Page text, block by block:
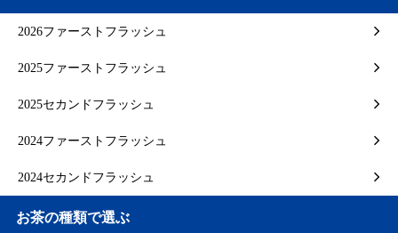
2026ファーストフラッシュ
2025ファーストフラッシュ
2025セカンドフラッシュ
2024ファーストフラッシュ
2024セカンドフラッシュ
お茶の種類で選ぶ